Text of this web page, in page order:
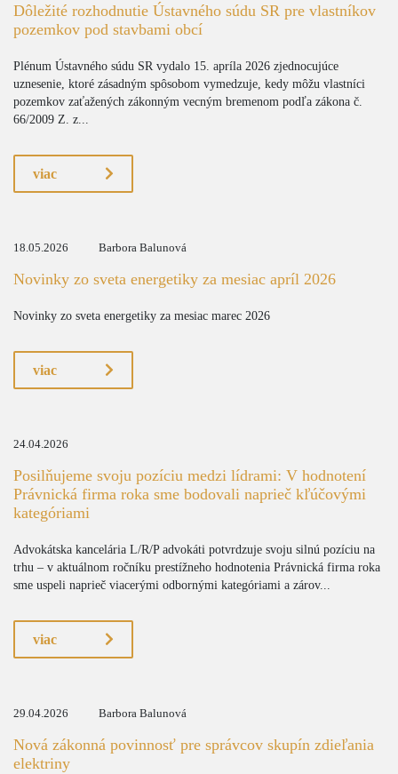
Dôležité rozhodnutie Ústavného súdu SR pre vlastníkov
pozemkov pod stavbami obcí
Plénum Ústavného súdu SR vydalo 15. apríla 2026 zjednocujúce
uznesenie, ktoré zásadným spôsobom vymedzuje, kedy môžu vlastníci
pozemkov zaťažených zákonným vecným bremenom podľa zákona č.
66/2009 Z. z...
viac
18.05.2026 Barbora Balunová
Novinky zo sveta energetiky za mesiac apríl 2026
Novinky zo sveta energetiky za mesiac marec 2026
viac
24.04.2026
Posilňujeme svoju pozíciu medzi lídrami: V hodnotení
Právnická firma roka sme bodovali naprieč kľúčovými
kategóriami
Advokátska kancelária L/R/P advokáti potvrdzuje svoju silnú pozíciu na
trhu – v aktuálnom ročníku prestížneho hodnotenia Právnická firma roka
sme uspeli naprieč viacerými odbornými kategóriami a zárov...
viac
29.04.2026 Barbora Balunová
Nová zákonná povinnosť pre správcov skupín zdieľania
elektriny